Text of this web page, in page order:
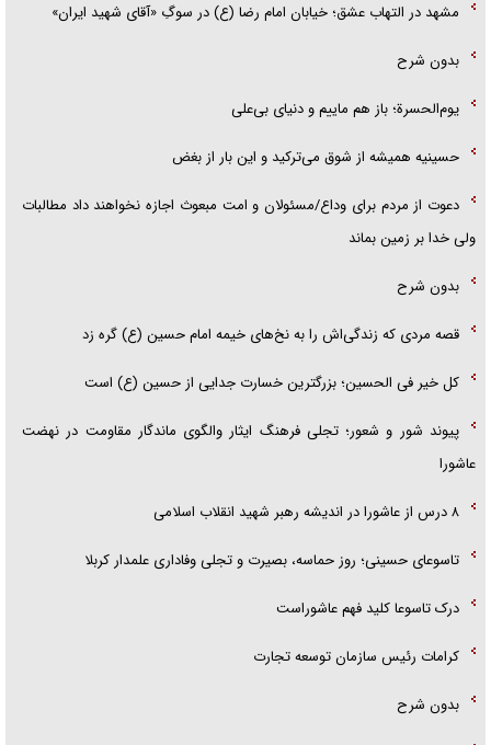
مشهد در التهاب عشق؛ خیابان امام رضا (ع) در سوگِ «آقای شهید ایران»
بدون شرح
یوم‌الحسرة؛ باز هم ماییم و دنیای بی‌علی
حسینیه همیشه از شوق می‌ترکید و این بار از بغض
دعوت از مردم برای وداع/مسئولان و امت مبعوث اجازه نخواهند داد مطالبات
ولی خدا بر زمین بماند
بدون شرح
قصه مردی که زندگی‌اش را به نخ‌های خیمه امام حسین (ع) گره زد
کل خیر فی الحسین؛ بزرگترین خسارت جدایی از حسین (ع) است
پیوند شور و شعور؛ تجلی فرهنگ ایثار والگوی ماندگار مقاومت در نهضت
عاشورا
۸ درس از عاشورا در اندیشه رهبر شهید انقلاب اسلامی
تاسوعای حسینی؛ روز حماسه، بصیرت و تجلی وفاداری علمدار کربلا
درک تاسوعا کلید فهم عاشوراست
کرامات رئیس سازمان توسعه تجارت
بدون شرح